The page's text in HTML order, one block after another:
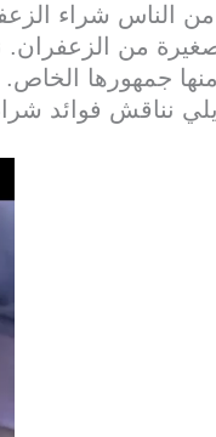
من الناس شراء
من الزعفران.
جمهورها
يلي نناقش فوائد